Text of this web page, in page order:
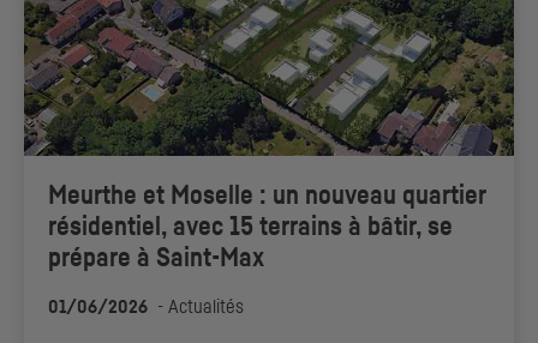
Meurthe et Moselle : un nouveau quartier
résidentiel, avec 15 terrains à bâtir, se
prépare à Saint-Max
01/06/2026 - Actualités